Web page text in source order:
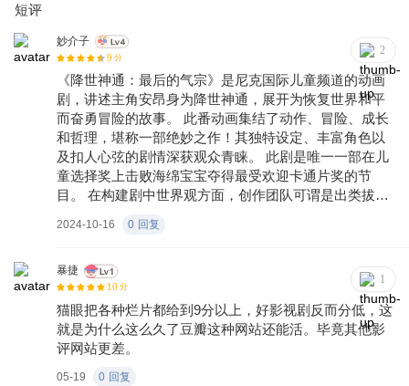
短评
妙介子
9 分
2
《降世神通：最后的气宗》是尼克国际儿童频道的动画
剧，讲述主角安昂身为降世神通，展开为恢复世界和平
而奋勇冒险的故事。 此番动画集结了动作、冒险、成长
和哲理，堪称一部绝妙之作！其独特设定、丰富角色以
及扣人心弦的剧情深获观众青睐。 此剧是唯一一部在儿
童选择奖上击败海绵宝宝夺得最受欢迎卡通片奖的节
目。 在构建剧中世界观方面，创作团队可谓是出类拔
家的设定还是奇特生物的设计，均展现了创作者们的才
气和国，每个国家都拥有独特的元素力量——水、土、
火和气，而降世神通则是唯一能够掌握所有四种元素并
维护世界平衡的角色。 《降世神通》表面上是一部充满
动作和奇幻元素的动画，但其探讨的主题却深刻且富有
内涵。 从战争与和平，到个人成长，再到友情与牺牲，
2024-10-16 0 回复
暴捷
10 分
1
猫眼把各种烂片都给到9分以上，好影视剧反而分低，这
就是为什么这么久了豆瓣这种网站还能活。毕竟其他影
评网站更差。
05-19 0 回复